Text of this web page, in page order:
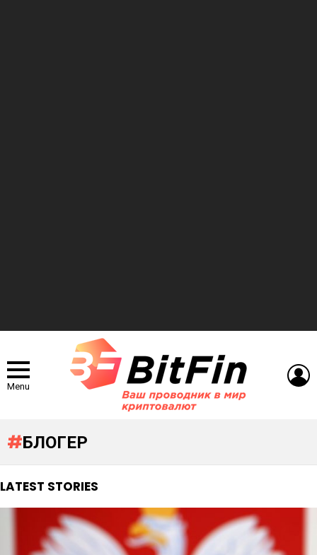
Menu
БЛОГЕР
LATEST STORIES